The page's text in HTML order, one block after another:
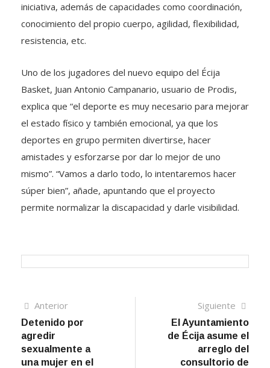
iniciativa, además de capacidades como coordinación,
conocimiento del propio cuerpo, agilidad, flexibilidad,
resistencia, etc.
Uno de los jugadores del nuevo equipo del Écija
Basket, Juan Antonio Campanario, usuario de Prodis,
explica que “el deporte es muy necesario para mejorar
el estado físico y también emocional, ya que los
deportes en grupo permiten divertirse, hacer
amistades y esforzarse por dar lo mejor de uno
mismo”. “Vamos a darlo todo, lo intentaremos hacer
súper bien”, añade, apuntando que el proyecto
permite normalizar la discapacidad y darle visibilidad.
Navegación
de
entradas
AnteriorArtículo
anterior
Detenido por
agredir
sexualmente a
una mujer en el
Siguiente
El Ayuntamiento
de Écija asume el
arreglo del
consultorio de